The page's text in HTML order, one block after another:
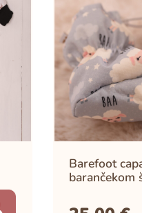
Barefoot
barančekom